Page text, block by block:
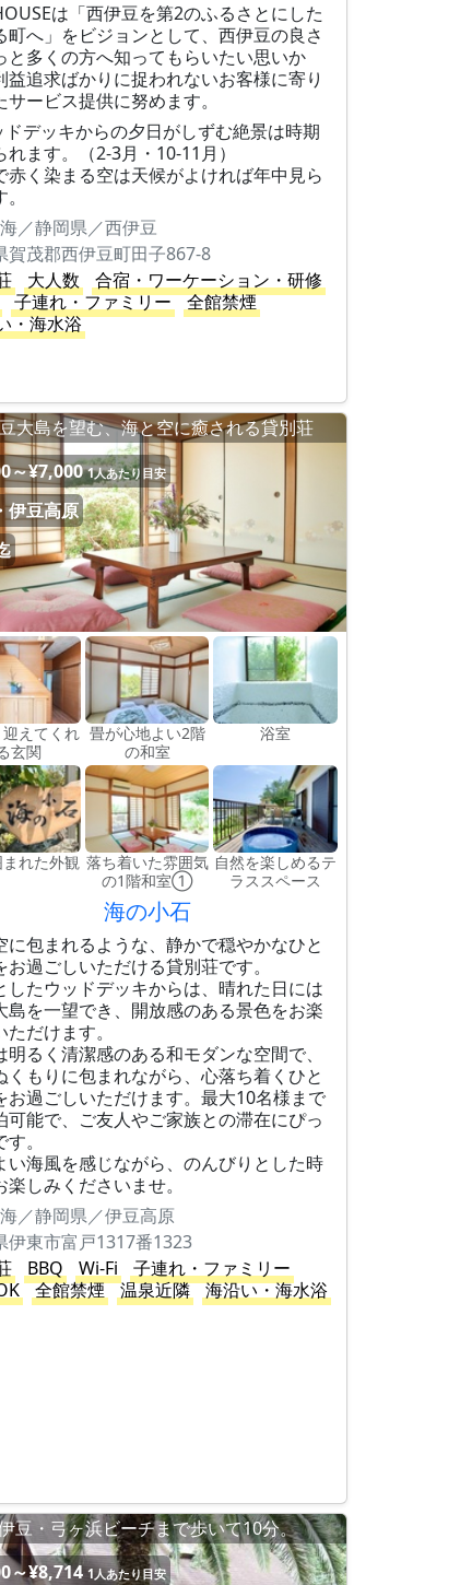
は「西伊豆を第2のふるさとにした
町へ」をビジョンとして、西伊豆の良さ
と多くの方へ知ってもらいたい思いか
益追求ばかりに捉われないお客様に寄り
サービス提供に努めます。
デッキからの夕日がしずむ絶景は時期
れます。（2-3月・10-11月）
赤く染まる空は天候がよければ年中見ら
／静岡県／西伊豆
賀茂郡西伊豆町田子867-8
大人数
合宿・ワーケーション・研修
子連れ・ファミリー
全館禁煙
・海水浴
大島を望む、海と空に癒される貸別荘
～¥7,000 1人あたり目安
伊豆高原
えてくれ
玄関
畳が心地よい2階
の和室
浴室
れた外観 落ち着いた雰囲気
の1階和室①
自然を楽しめるテ
ラススペース
海の小石
に包まれるような、静かで穏やかなひと
お過ごしいただける貸別荘です。
したウッドデッキからは、晴れた日には
島を一望でき、開放感のある景色をお楽
ただけます。
明るく清潔感のある和モダンな空間で、
くもりに包まれながら、心落ち着くひと
お過ごしいただけます。最大10名様まで
可能で、ご友人やご家族との滞在にぴっ
。
い海風を感じながら、のんびりとした時
楽しみくださいませ。
／静岡県／伊豆高原
伊東市富戸1317番1323
BBQ Wi-Fi
子連れ・ファミリー
全館禁煙 温泉近隣 海沿い・海水浴
豆・弓ヶ浜ビーチまで歩いて10分。
～¥8,714 1人あたり目安